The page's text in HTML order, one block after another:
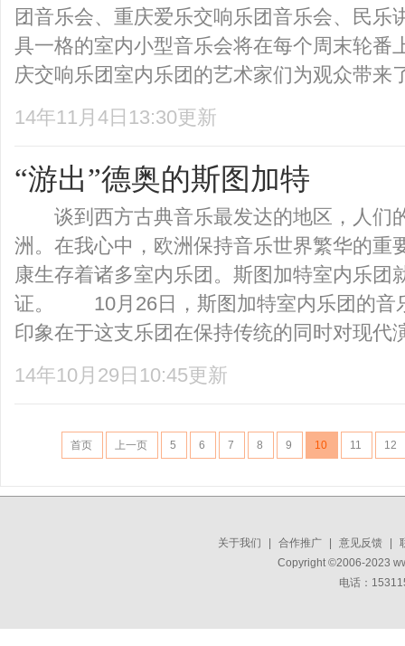
团音乐会、重庆爱乐交响乐团音乐会、民乐
具一格的室内小型音乐会将在每个周末轮
庆交响乐团室内乐团的艺术家们为观众带来
14年11月4日13:30更新
“游出”德奥的斯图加特
谈到西方古典音乐最发达的地区，人们
洲。在我心中，欧洲保持音乐世界繁华的重
康生存着诸多室内乐团。斯图加特室内乐团
证。 10月26日，斯图加特室内乐团的音
印象在于这支乐团在保持传统的同时对现代
14年10月29日10:45更新
首页 上一页 5 6 7 8 9 10 11 12
关于我们 合作推广 意见反馈
Copyright ©2006-2023
电话：